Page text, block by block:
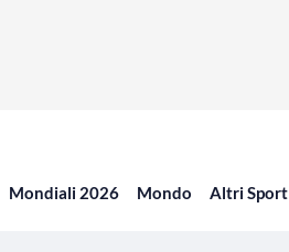
Mondiali 2026 Mondo Altri Sport